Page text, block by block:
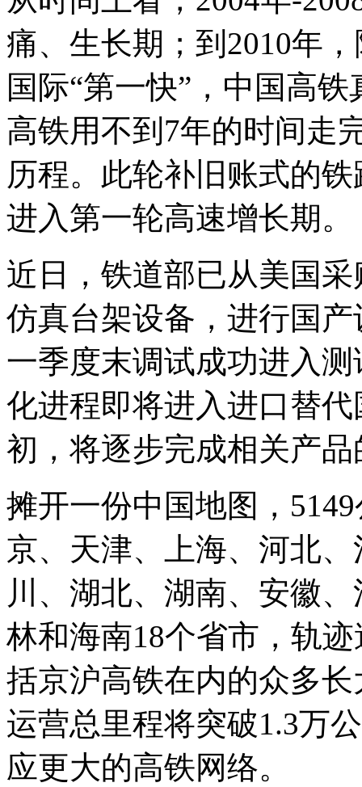
痛、生长期；到2010年
国际“第一快”，中国高
高铁用不到7年的时间走
历程。此轮补旧账式的
进入第一轮高速增长期。
近日，铁道部已从美国
仿真台架设备，进行国
一季度末调试成功进入
化进程即将进入进口替
初，将逐步完成相关产
摊开一份中国地图，
京、天津、上海、河北
川、湖北、湖南、安徽
林和海南18个省市，轨
括京沪高铁在内的众多
运营总里程将突破1.3万
应更大的高铁网络。